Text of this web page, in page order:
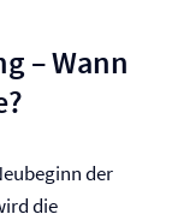
– Wann
der
die